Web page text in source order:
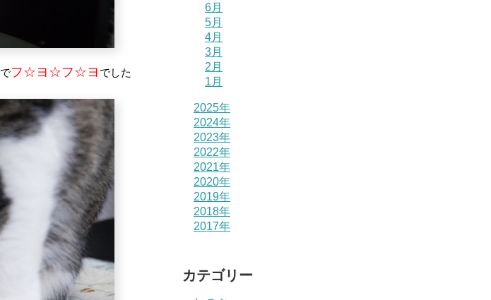
でフ☆ヨ☆フ☆ヨ でした
6月
5月
4月
3月
2月
1月
2025年
2024年
2023年
2022年
2021年
2020年
2019年
2018年
2017年
カテゴリー